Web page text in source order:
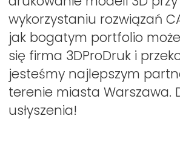
wykorzystaniu rozwiązań
jak bogatym portfolio
się firma 3DProDruk i
jesteśmy najlepszym
terenie miasta Warszawa.
usłyszenia!